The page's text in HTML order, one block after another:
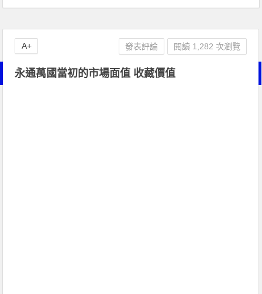
永通萬國當初的市場面值 收藏價值
發表評論 閱讀 1,282 次瀏覽
A+